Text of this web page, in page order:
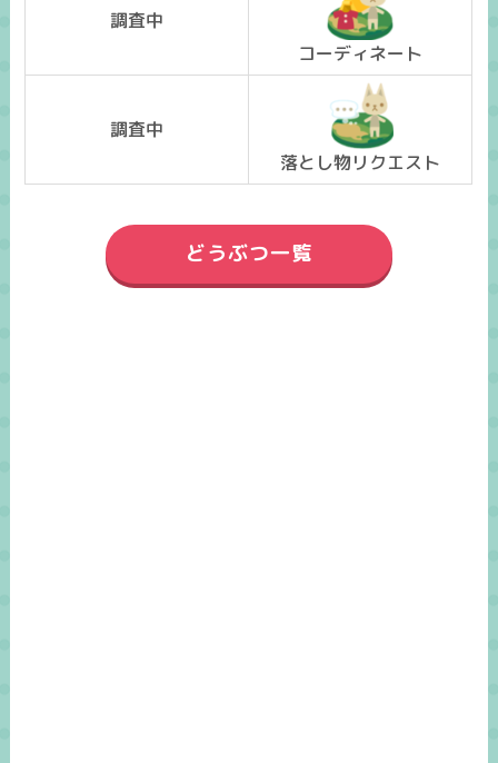
調査中
コーディネート
調査中
落とし物リクエスト
どうぶつ一覧